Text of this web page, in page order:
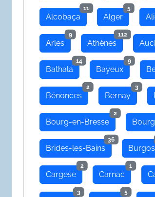
Alcobaça
11
Alger
5
Arles
9
Athènes
112
Bathala
14
Bayeux
9
Bénonces
2
Bernay
3
Bourg-en-Bresse
2
Brides-les-Bains
36
Burgos
Cargese
2
Carnac
1
3 5